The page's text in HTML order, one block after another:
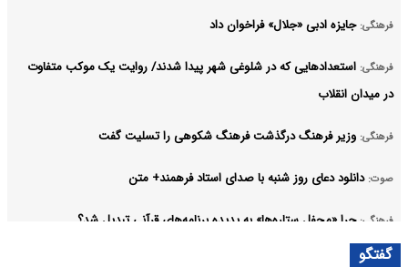
فرهنگی: جایزه ادبی «جلال» فراخوان داد
فرهنگی: استعدادهایی که در شلوغی شهر پیدا شدند/ روایت یک موکب متفاوت
در میدان انقلاب
فرهنگی: وزیر فرهنگ درگذشت فرهنگ شکوهی را تسلیت گفت
صوت: دانلود دعای روز شنبه با صدای استاد فرهمند+ متن
فرهنگی: چرا «محفل ستاره‌ها» به پدیده برنامه‌های قرآنی تبدیل شد؟
گفتگو